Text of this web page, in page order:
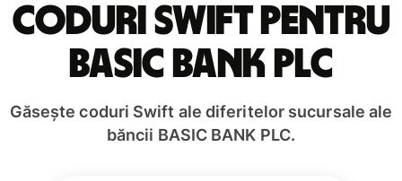
Coduri Swift pentru
BASIC BANK PLC
Găsește coduri Swift ale diferitelor sucursale ale
băncii BASIC BANK PLC.